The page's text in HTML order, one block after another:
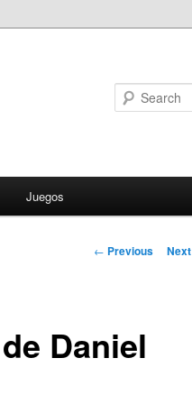
Juegos
Post
← Previous Next
Daniel